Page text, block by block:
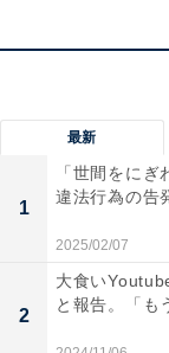
最新
1
「世間をに
違法行為の告
2025/02/07
2
大食い
と報告。「も